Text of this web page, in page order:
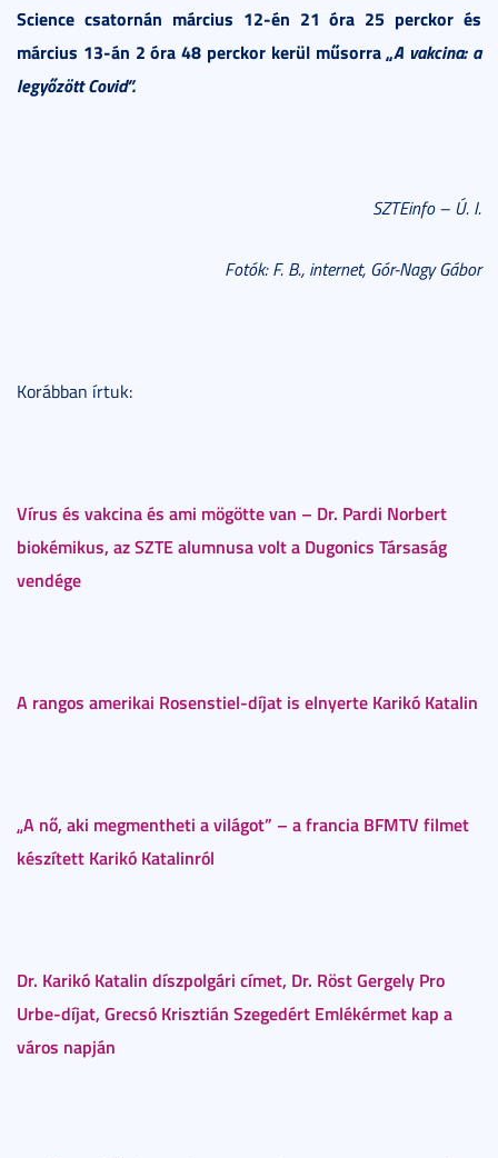
Science csatornán március 12-én 21 óra 25 perckor és
március 13-án 2 óra 48 perckor kerül műsorra „A vakcina: a
legyőzött Covid”.
SZTEinfo – Ú. I.
Fotók: F. B., internet, Gór-Nagy Gábor
Korábban írtuk:
Vírus és vakcina és ami mögötte van – Dr. Pardi Norbert
biokémikus, az SZTE alumnusa volt a Dugonics Társaság
vendége
A rangos amerikai Rosenstiel-díjat is elnyerte Karikó Katalin
„A nő, aki megmentheti a világot” – a francia BFMTV filmet
készített Karikó Katalinról
Dr. Karikó Katalin díszpolgári címet, Dr. Röst Gergely Pro
Urbe-díjat, Grecsó Krisztián Szegedért Emlékérmet kap a
város napján